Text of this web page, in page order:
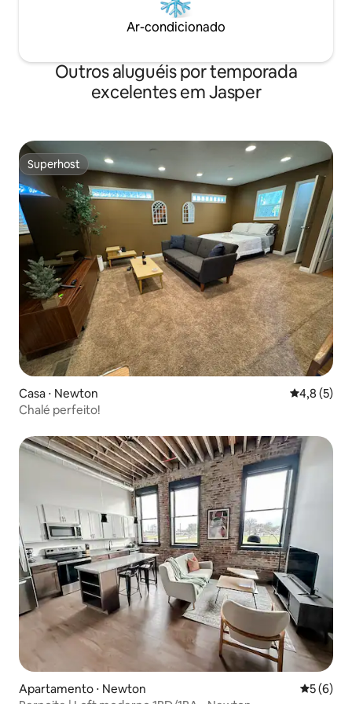
Ar-condicionado
Outros aluguéis por temporada
excelentes em Jasper
Superhost
Superhost
Casa ⋅ Newton 4,8 de
4,8 (5)
Chalé perfeito!
Apartamento ⋅ Newton 5 de
5 (6)